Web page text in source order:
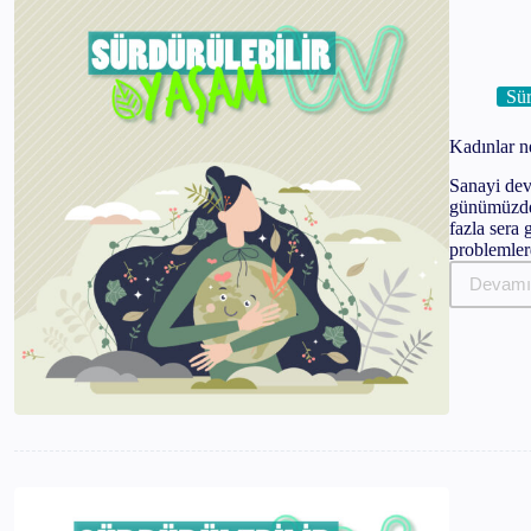
Vanilla Girl Makyajı Nedir ve Nasıl
Hailey Bieber’ın Cinnamon Girl
Everything Shower Nedir ve Nasıl
Sunburn Blush Nedir ve Nasıl
Kadınlar
Sanayi
fazla sera